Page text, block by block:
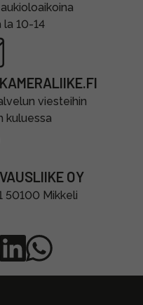
10-14
viesteihin
kuluessa
OY
50100 Mikkeli